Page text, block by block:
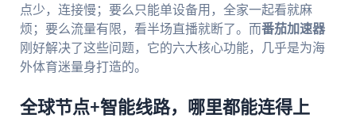
点少，连接慢；要么只能单设备用，全家一起看就麻
烦；要么流量有限，看半场直播就断了。而番茄加速器
刚好解决了这些问题，它的六大核心功能，几乎是为海
外体育迷量身打造的。
全球节点+智能线路，哪里都能连得上